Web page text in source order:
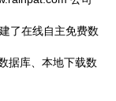
了在线自主免费数
据库、本地下载数